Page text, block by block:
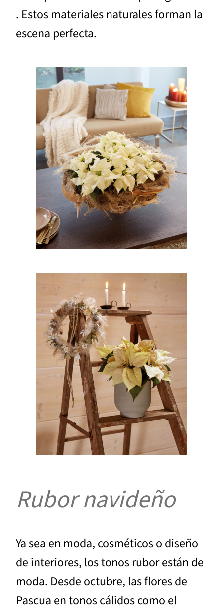
. Estos materiales naturales forman la
escena perfecta.
Rubor navideño
Ya sea en moda, cosméticos o diseño
de interiores, los tonos rubor están de
moda. Desde octubre, las flores de
Pascua en tonos cálidos como el